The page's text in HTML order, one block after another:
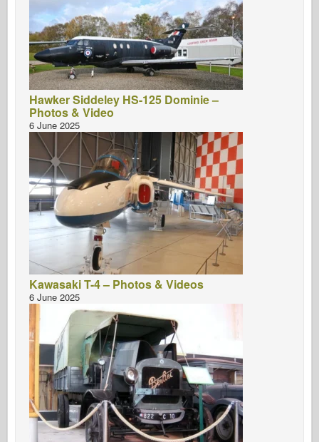
Hawker Siddeley HS-125 Dominie –
Photos & Video
6 June 2025
Kawasaki T-4 – Photos & Videos
6 June 2025